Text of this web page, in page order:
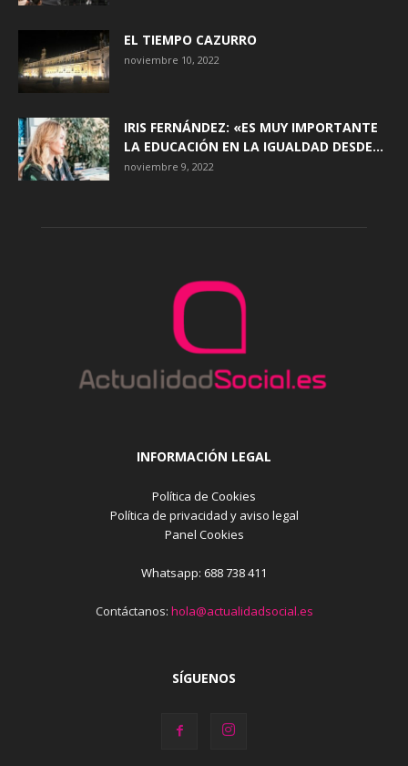
EL TIEMPO CAZURRO
noviembre 10, 2022
IRIS FERNÁNDEZ: «ES MUY IMPORTANTE
LA EDUCACIÓN EN LA IGUALDAD DESDE...
noviembre 9, 2022
INFORMACIÓN LEGAL
Política de Cookies
Política de privacidad y aviso legal
Panel Cookies
Whatsapp: 688 738 411
Contáctanos: hola@actualidadsocial.es
SÍGUENOS